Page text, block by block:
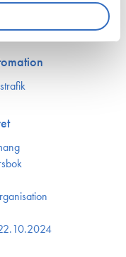
möjligheter!